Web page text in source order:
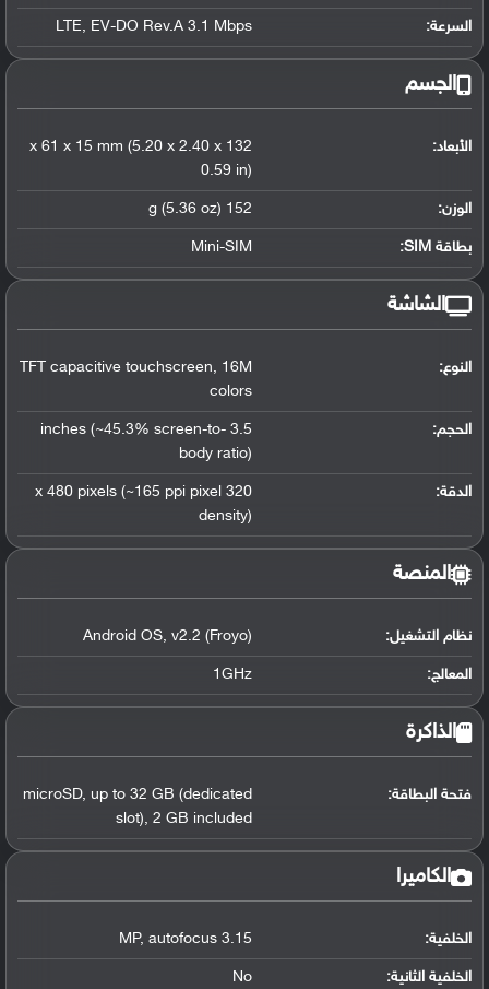
السرعة: LTE, EV-DO Rev.A 3.1 Mbps
الجسم
الأبعاد:
132 x 61 x 15 mm (5.20 x 2.40 x
0.59 in)
الوزن: 152 g (5.36 oz)
بطاقة SIM: Mini-SIM
الشاشة
النوع: TFT capacitive touchscreen, 16M
colors
الحجم:
3.5 inches (~45.3% screen-to-
body ratio)
الدقة:
320 x 480 pixels (~165 ppi pixel
density)
المنصة
نظام التشغيل:
Android OS, v2.2 (Froyo)
المعالج:
1GHz
الذاكرة
فتحة البطاقة: microSD, up to 32 GB (dedicated
slot), 2 GB included
الكاميرا
الخلفية: 3.15 MP
, autofocus
الخلفية الثانية: No